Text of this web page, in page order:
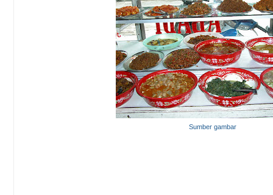
Sumber gambar